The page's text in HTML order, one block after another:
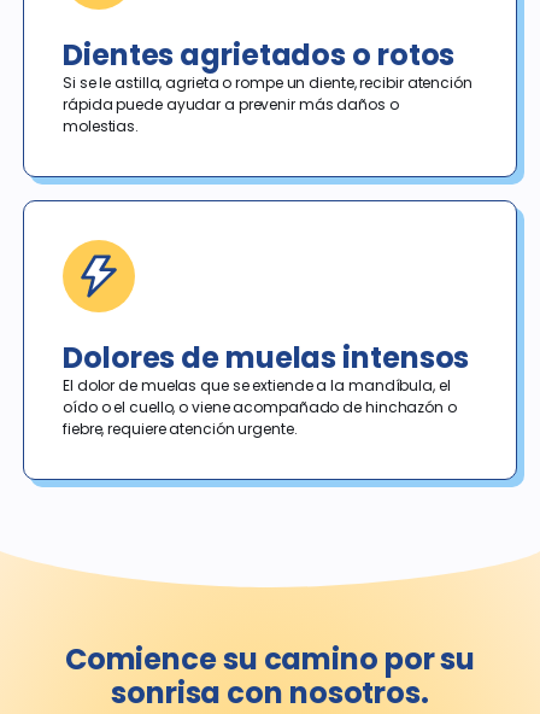
Dientes agrietados o rotos
Si se le astilla, agrieta o rompe un diente, recibir atención
rápida puede ayudar a prevenir más daños o
molestias.
Dolores de muelas intensos
El dolor de muelas que se extiende a la mandíbula, el
oído o el cuello, o viene acompañado de hinchazón o
fiebre, requiere atención urgente.
Comience su camino por su
sonrisa con nosotros.